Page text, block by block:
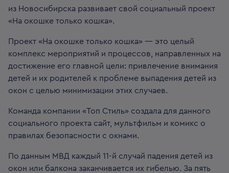
из Новосибирска развивает свой социальный проект
«На окошке только кошка».
Проект «На окошке только кошка» — это целый
комплекс мероприятий и процессов, направленных на
достижение его главной цели: привлечение внимания
детей и их родителей к проблеме выпадения детей из
окон с целью минимизации этих случаев.
Команда компании «Топ Стиль» создала для данного
социального проекта сайт, мультфильм и комикс о
правилах безопасности с окнами.
По данным МВД каждый 11-й случай падения детей из
окон или балкона заканчивается их гибелью. За пять